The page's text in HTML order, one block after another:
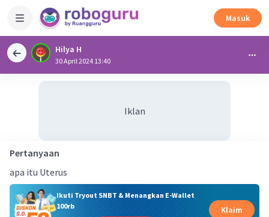
Masuk
Hilya H
30 April 2024 13:40
Iklan
Pertanyaan
apa itu Uterus
Ikuti Tryout SNBT & Menangkan E-Wallet
100rb
Klaim